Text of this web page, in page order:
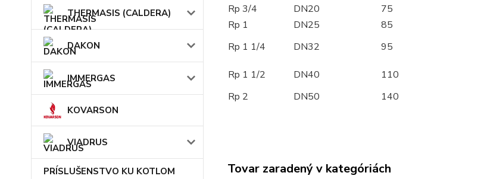
THERMASIS (CALDERA)
DAKON
IMMERGAS
KOVARSON
VIADRUS
PRÍSLUŠENSTVO KU KOTLOM
Rp 3/4
DN20
75
Rp 1
DN25
85
Rp 1 1/4
DN32 95
Rp 1 1/2 DN40
110
Rp 2
DN50 140
Tovar zaradený v kategóriách